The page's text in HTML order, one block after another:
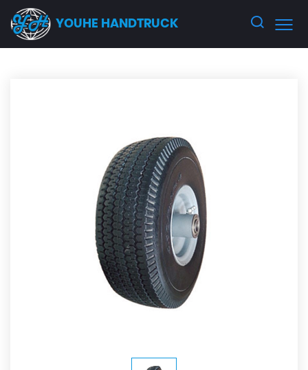
YOUHE HANDTRUCK